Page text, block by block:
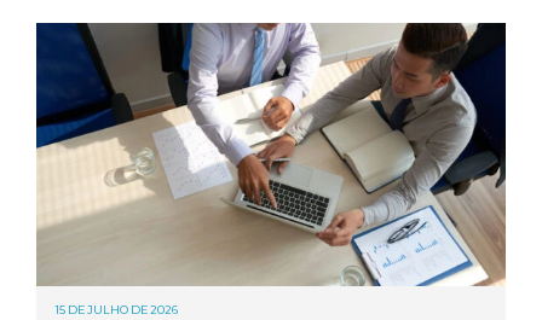
15 DE JULHO DE 2026